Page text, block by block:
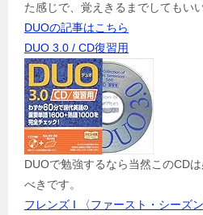
た感じで、覚えきるまでしてもい
DUOの記事はこちら
DUO 3.0 / CD復習用
DUOで勉強するなら当然このCD
べきです。
フレンズ I 〈ファースト・シーズ